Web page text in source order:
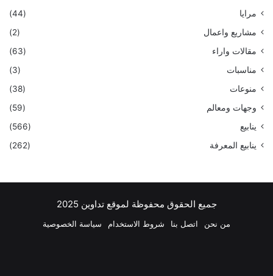
مرايا
(44)
مشاريع واعمال
(2)
مقالات واراء
(63)
مناسبات
(3)
منوعات
(38)
وجهات ومعالم
(59)
ينابيع
(566)
ينابيع المعرفة
(262)
جميع الحقوق محفوظة لموقع تداوين 2025
من نحن اتصل بنا شروط الاستخدام سياسة الخصوصية